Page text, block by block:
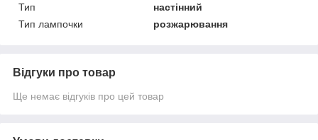
Тип
настінний
Тип лампочки
розжарювання
Відгуки про товар
Ще немає відгуків про цей товар